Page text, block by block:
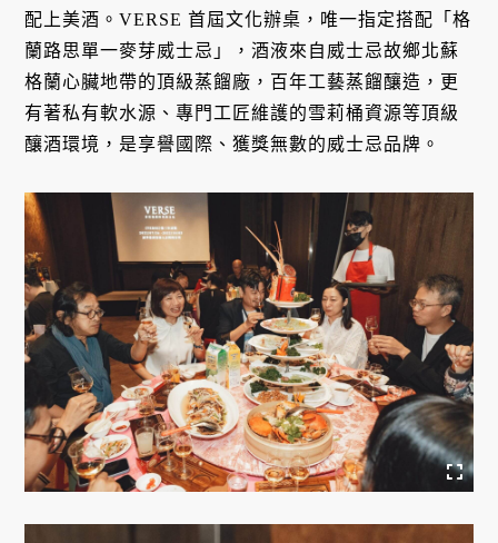
配上美酒。VERSE 首屆文化辦桌，唯一指定搭配「格
蘭路思單一麥芽威士忌」，酒液來自威士忌故鄉北蘇
格蘭心臟地帶的頂級蒸餾廠，百年工藝蒸餾釀造，更
有著私有軟水源、專門工匠維護的雪莉桶資源等頂級
釀酒環境，是享譽國際、獲獎無數的威士忌品牌。